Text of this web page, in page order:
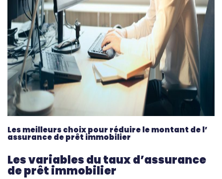
Les meilleurs choix pour réduire le montant de l’
assurance de prêt immobilier
Les variables du taux d’assurance
de prêt immobilier